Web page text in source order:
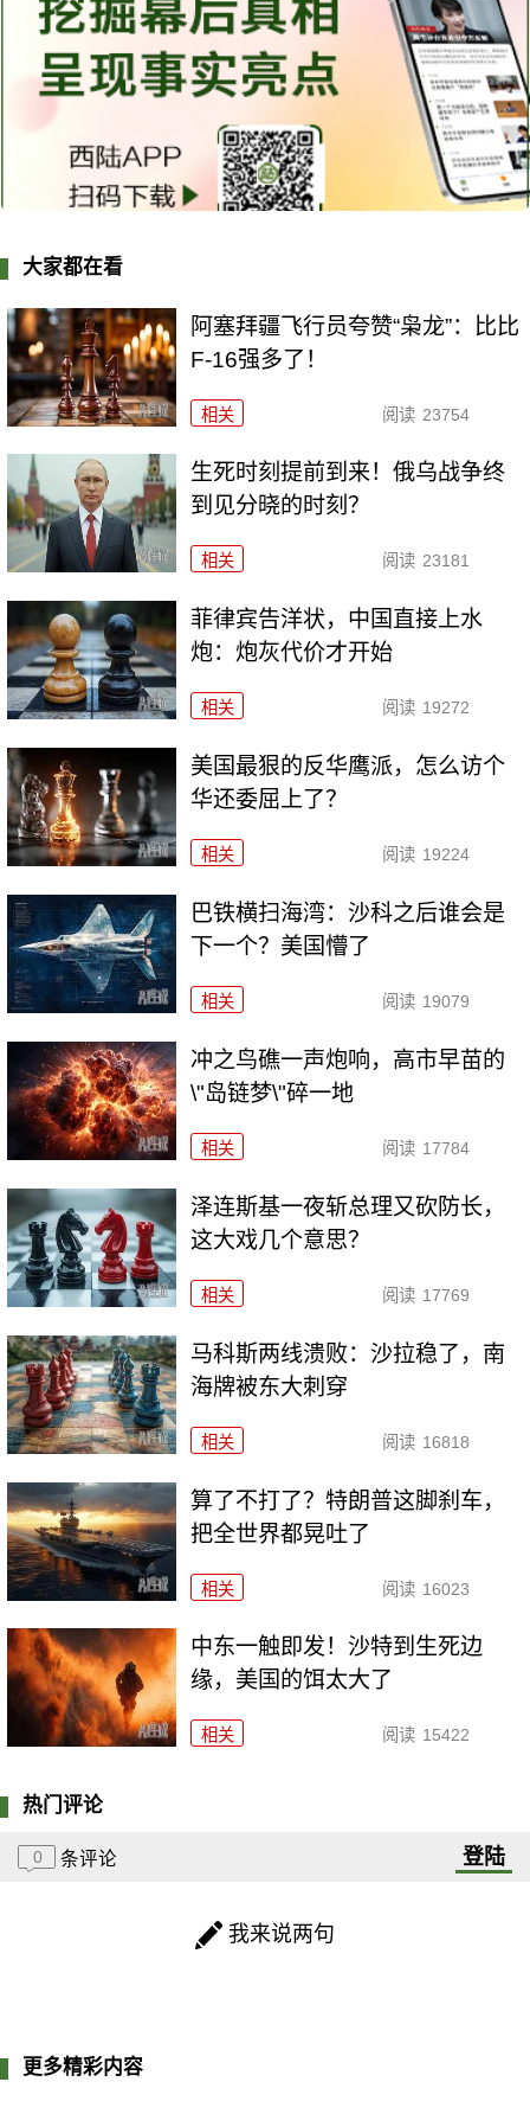
大家都在看
阿塞拜疆飞行员夸赞“枭龙”：比比
F-16强多了！
相关 阅读 23754
生死时刻提前到来！俄乌战争终
到见分晓的时刻？
相关 阅读 23181
菲律宾告洋状，中国直接上水
炮：炮灰代价才开始
相关 阅读 19272
美国最狠的反华鹰派，怎么访个
华还委屈上了？
相关 阅读 19224
巴铁横扫海湾：沙科之后谁会是
下一个？美国懵了
相关 阅读 19079
冲之鸟礁一声炮响，高市早苗的
\"岛链梦\"碎一地
相关 阅读 17784
泽连斯基一夜斩总理又砍防长，
这大戏几个意思？
相关 阅读 17769
马科斯两线溃败：沙拉稳了，南
海牌被东大刺穿
相关 阅读 16818
算了不打了？特朗普这脚刹车，
把全世界都晃吐了
相关 阅读 16023
中东一触即发！沙特到生死边
缘，美国的饵太大了
相关 阅读 15422
热门评论
0 条评论 登陆
我来说两句
更多精彩内容